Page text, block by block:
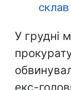
У грудні